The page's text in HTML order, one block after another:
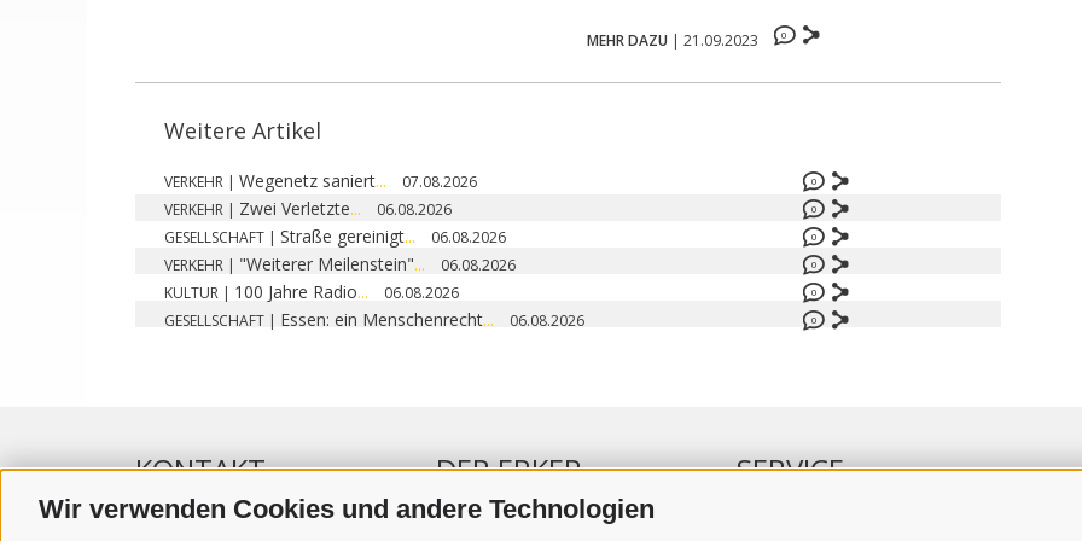
Wir verwenden Cookies und andere Technologien
MEHR DAZU | 21.09.2023 0
Weitere Artikel
VERKEHR | Wegenetz saniert... 07.08.2026 0
VERKEHR | Zwei Verletzte... 06.08.2026 0
GESELLSCHAFT | Straße gereinigt... 06.08.2026 0
VERKEHR | "Weiterer Meilenstein"... 06.08.2026 0
KULTUR | 100 Jahre Radio... 06.08.2026 0
GESELLSCHAFT | Essen: ein Menschenrecht... 06.08.2026 0
KONTAKT DER ERKER SERVICE